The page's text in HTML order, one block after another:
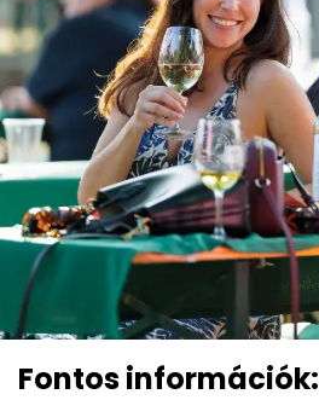
Fontos információk: